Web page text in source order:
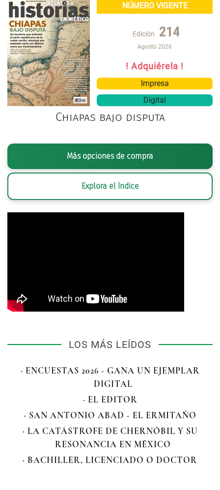
NÚMERO VIGENTE
Edición 214
Agosto 2026
! Adquiérela !
Impresa
Digital
Chiapas bajo disputa
Más opciones de compra
Explora el índice
LOS MÁS LEÍDOS
· ENCUESTAS 2026 - GANA UN EJEMPLAR
DIGITAL
· EL EDITOR
· SAN ANTONIO ABAD - EL ERMITAÑO
· LA CATÁSTROFE DE CHERNÓBIL Y SU
RESONANCIA EN MÉXICO
· BACHILLER, LICENCIADO O DOCTOR